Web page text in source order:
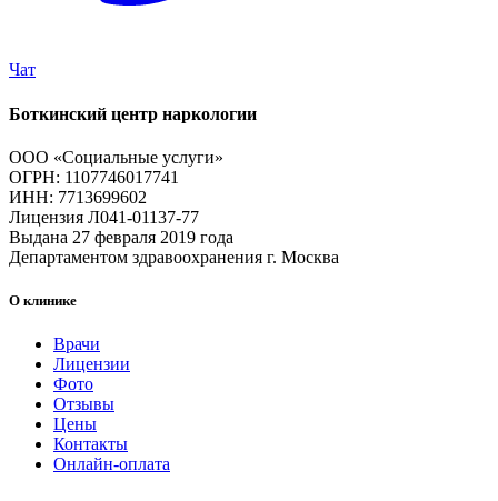
Чат
Боткинский центр наркологии
ООО «Социальные услуги»
ОГРН: 1107746017741
ИНН: 7713699602
Лицензия Л041-01137-77
Выдана 27 февраля 2019 года
Департаментом здравоохранения г. Москва
О клинике
Врачи
Лицензии
Фото
Отзывы
Цены
Контакты
Онлайн-оплата